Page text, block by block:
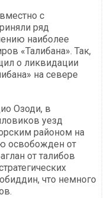
с
ряд
наиболее
«Талибана». Так,
о ликвидации
на севере
Озоди, в
уезд
районом на
освобожден от
от талибов
что немного